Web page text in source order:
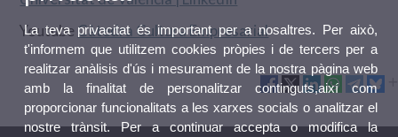
Youtube Càtedra Cultura Empresarial
La teva privacitat és important per a nosaltres. Per això,
t'informem que utilitzem cookies pròpies i de tercers per a
realitzar anàlisis d'ús i mesurament de la nostra pàgina web
amb la finalitat de personalitzar continguts,així com
proporcionar funcionalitats a les xarxes socials o analitzar el
nostre trànsit. Per a continuar accepta o modifica la